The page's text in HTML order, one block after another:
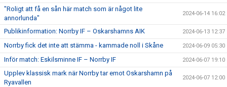
"Roligt att få en sån här match som är något lite
annorlunda"
2024-06-14 16:02
Publikinformation: Norrby IF – Oskarshamns AIK 2024-06-13 12:37
Norrby fick det inte att stämma - kammade noll i Skåne 2024-06-09 05:30
Inför match: Eskilsminne IF – Norrby IF 2024-06-07 19:10
Upplev klassisk mark när Norrby tar emot Oskarshamn på
Ryavallen
2024-06-07 12:00